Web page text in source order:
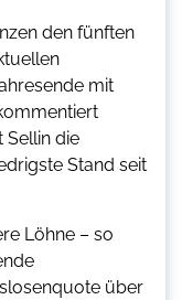
den fünften
mit
Sellin die
Stand seit
Löhne – so
über